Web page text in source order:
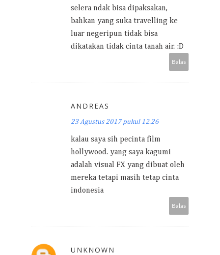
selera ndak bisa dipaksakan,
bahkan yang suka travelling ke
luar negeripun tidak bisa
dikatakan tidak cinta tanah air. :D
Balas
ANDREAS
23 Agustus 2017 pukul 12.26
kalau saya sih pecinta film
hollywood. yang saya kagumi
adalah visual FX yang dibuat oleh
mereka tetapi masih tetap cinta
indonesia
Balas
UNKNOWN